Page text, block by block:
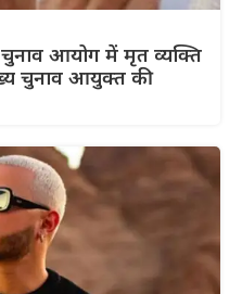
आयोग में मृत व्यक्ति
चुनाव आयुक्त की